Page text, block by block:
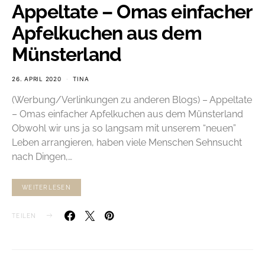
Appeltate – Omas einfacher
Apfelkuchen aus dem
Münsterland
26. APRIL 2020 TINA
(Werbung/Verlinkungen zu anderen Blogs) – Appeltate
– Omas einfacher Apfelkuchen aus dem Münsterland
Obwohl wir uns ja so langsam mit unserem “neuen”
Leben arrangieren, haben viele Menschen Sehnsucht
nach Dingen,…
WEITERLESEN
TEILEN